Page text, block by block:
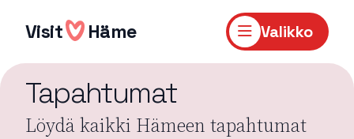
sisältöön
Visit Häme Valikko
Tapahtumat
Löydä kaikki Hämeen tapahtumat